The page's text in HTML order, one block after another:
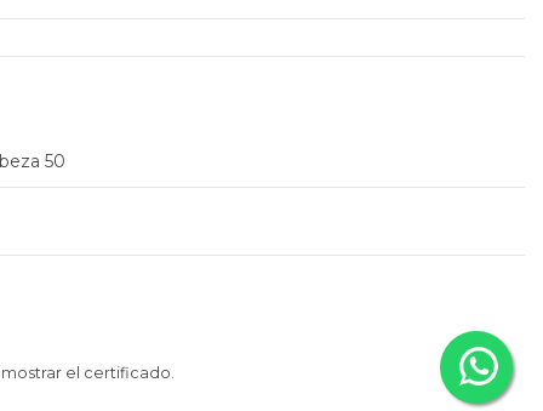
50
el certificado.